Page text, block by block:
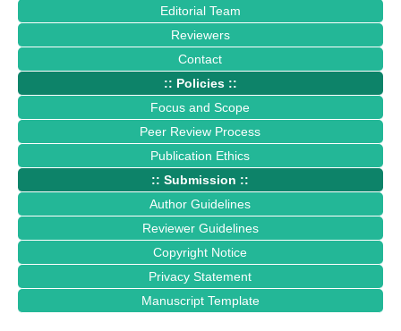
Editorial Team
Reviewers
Contact
:: Policies ::
Focus and Scope
Peer Review Process
Publication Ethics
:: Submission ::
Author Guidelines
Reviewer Guidelines
Copyright Notice
Privacy Statement
Manuscript Template